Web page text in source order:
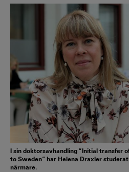
I sin doktorsavhandling “Initial transfer
to Sweden” har Helena Draxler
närmare.